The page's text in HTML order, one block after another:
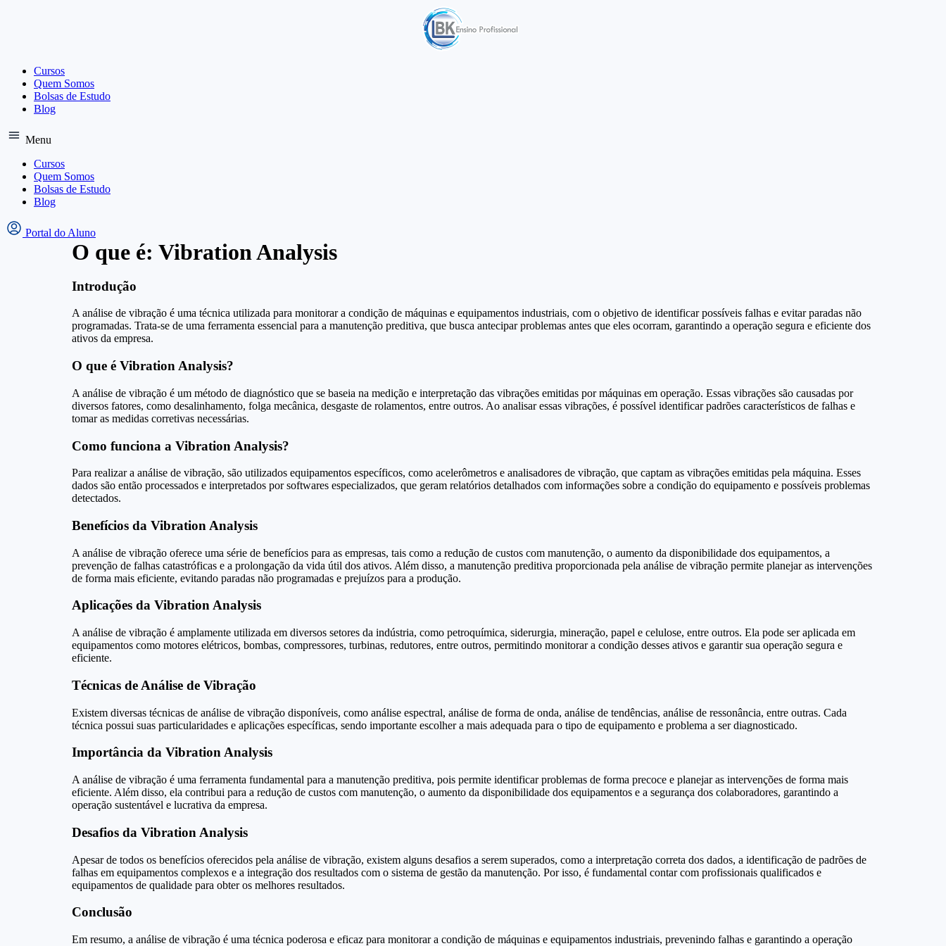
Cursos
Quem Somos
Bolsas de Estudo
Blog
Menu
Cursos
Quem Somos
Bolsas de Estudo
Blog
Portal do Aluno
O que é: Vibration Analysis
Introdução
A análise de vibração é uma técnica utilizada para monitorar a condição de máquinas e equipamentos industriais, com o objetivo de identificar possíveis falhas e evitar paradas não
programadas. Trata-se de uma ferramenta essencial para a manutenção preditiva, que busca antecipar problemas antes que eles ocorram, garantindo a operação segura e eficiente dos
ativos da empresa.
O que é Vibration Analysis?
A análise de vibração é um método de diagnóstico que se baseia na medição e interpretação das vibrações emitidas por máquinas em operação. Essas vibrações são causadas por
diversos fatores, como desalinhamento, folga mecânica, desgaste de rolamentos, entre outros. Ao analisar essas vibrações, é possível identificar padrões característicos de falhas e
tomar as medidas corretivas necessárias.
Como funciona a Vibration Analysis?
Para realizar a análise de vibração, são utilizados equipamentos específicos, como acelerômetros e analisadores de vibração, que captam as vibrações emitidas pela máquina. Esses
dados são então processados e interpretados por softwares especializados, que geram relatórios detalhados com informações sobre a condição do equipamento e possíveis problemas
detectados.
Benefícios da Vibration Analysis
A análise de vibração oferece uma série de benefícios para as empresas, tais como a redução de custos com manutenção, o aumento da disponibilidade dos equipamentos, a
prevenção de falhas catastróficas e a prolongação da vida útil dos ativos. Além disso, a manutenção preditiva proporcionada pela análise de vibração permite planejar as intervenções
de forma mais eficiente, evitando paradas não programadas e prejuízos para a produção.
Aplicações da Vibration Analysis
A análise de vibração é amplamente utilizada em diversos setores da indústria, como petroquímica, siderurgia, mineração, papel e celulose, entre outros. Ela pode ser aplicada em
equipamentos como motores elétricos, bombas, compressores, turbinas, redutores, entre outros, permitindo monitorar a condição desses ativos e garantir sua operação segura e
eficiente.
Técnicas de Análise de Vibração
Existem diversas técnicas de análise de vibração disponíveis, como análise espectral, análise de forma de onda, análise de tendências, análise de ressonância, entre outras. Cada
técnica possui suas particularidades e aplicações específicas, sendo importante escolher a mais adequada para o tipo de equipamento e problema a ser diagnosticado.
Importância da Vibration Analysis
A análise de vibração é uma ferramenta fundamental para a manutenção preditiva, pois permite identificar problemas de forma precoce e planejar as intervenções de forma mais
eficiente. Além disso, ela contribui para a redução de custos com manutenção, o aumento da disponibilidade dos equipamentos e a segurança dos colaboradores, garantindo a
operação sustentável e lucrativa da empresa.
Desafios da Vibration Analysis
Apesar de todos os benefícios oferecidos pela análise de vibração, existem alguns desafios a serem superados, como a interpretação correta dos dados, a identificação de padrões de
falhas em equipamentos complexos e a integração dos resultados com o sistema de gestão da manutenção. Por isso, é fundamental contar com profissionais qualificados e
equipamentos de qualidade para obter os melhores resultados.
Conclusão
Em resumo, a análise de vibração é uma técnica poderosa e eficaz para monitorar a condição de máquinas e equipamentos industriais, prevenindo falhas e garantindo a operação